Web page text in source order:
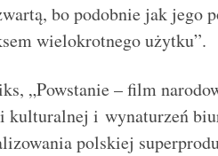
bo podobnie jak jego
wielokrotnego użytku”.
„Powstanie – film
kulturalnej i wynaturzeń
polskiej